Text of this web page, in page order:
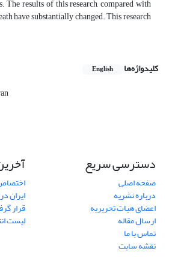
results of this research, compared with
have substantially changed. This research
کلیدواژه‌ها English
دسترسی سریع
صفحه اصلی
درباره نشریه
اعضای هیات تحریریه
ارسال مقاله
تماس با ما
نقشه سایت
ایران
قرار
لیست